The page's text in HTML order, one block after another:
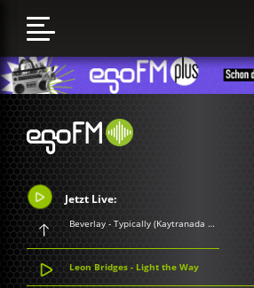
Jetzt Live:
Beverlay - Typically (Kaytranada Remix)
Leon Bridges - Light the Way